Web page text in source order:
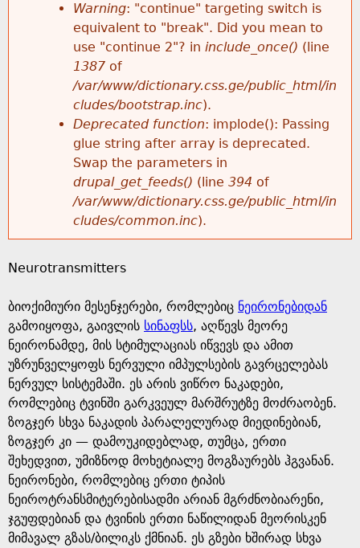
g
e
Warning: "continue" targeting switch is
equivalent to "break". Did you mean to
use "continue 2"? in include_once() (line
1387 of
/var/www/dictionary.css.ge/public_html/in
cludes/bootstrap.inc).
Deprecated function: implode(): Passing
glue string after array is deprecated.
Swap the parameters in
drupal_get_feeds() (line 394 of
/var/www/dictionary.css.ge/public_html/in
cludes/common.inc).
Neurotransmitters
ბიოქიმიური მესენჯერები, რომლებიც ნეირონებიდან
გამოიყოფა, გაივლის სინაფსს, აღწევს მეორე
ნეირონამდე, მის სტიმულაციას იწვევს და ამით
უზრუნველყოფს ნერვული იმპულსების გავრცელებას
ნერვულ სისტემაში. ეს არის ვიწრო ნაკადები,
რომლებიც ტვინში გარკვეულ მარშრუტზე მოძრაობენ.
ზოგჯერ სხვა ნაკადის პარალელურად მიედინებიან,
ზოგჯერ კი — დამოუკიდებლად, თუმცა, ერთი
შეხედვით, უმიზნოდ მოხეტიალე მოგზაურებს ჰგვანან.
ნეირონები, რომლებიც ერთი ტიპის
ნეიროტრანსმიტერებისადმი არიან მგრძნობიარენი,
ჯგუფდებიან და ტვინის ერთი ნაწილიდან მეორისკენ
მიმავალ გზას/ბილიკს ქმნიან. ეს გზები ხშირად სხვა